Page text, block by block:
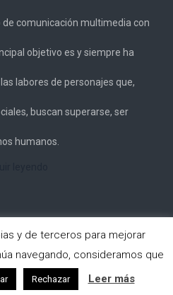
comunicación multimedia con
objetivo es y siempre ha
labores de personajes que,
buscan superarse, ser
humanos.
Oscura. All rights reserved.
FameThemes
y de terceros para mejorar
navegando, consideramos que
Rechazar Leer más